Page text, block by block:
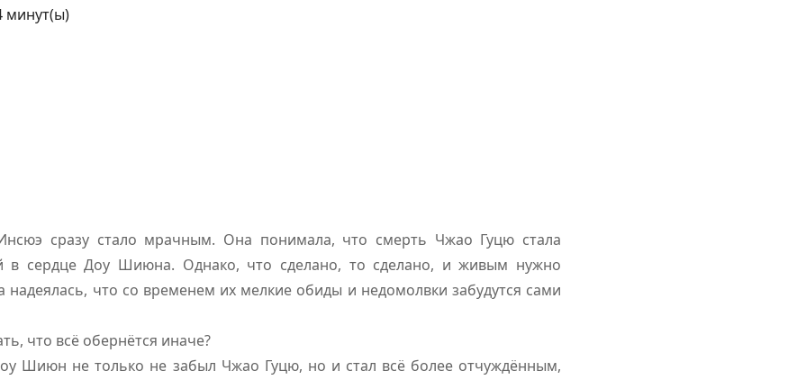
минут(ы)
сразу стало мрачным. Она понимала, что смерть Чжао Гуцю стала
в сердце Доу Шиюна. Однако, что сделано, то сделано, и живым нужно
что со временем их мелкие обиды и недомолвки забудутся сами
что всё обернётся иначе?
Шиюн не только не забыл Чжао Гуцю, но и стал всё более отчуждённым,